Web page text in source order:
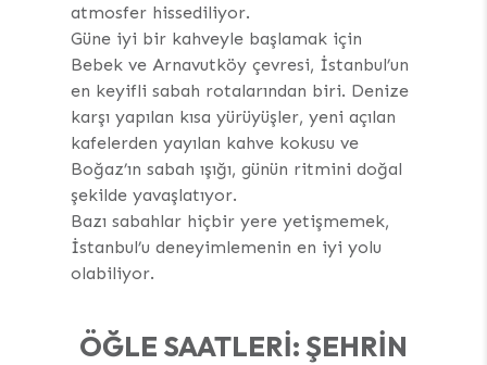
atmosfer hissediliyor.
Güne iyi bir kahveyle başlamak için
Bebek ve Arnavutköy çevresi, İstanbul’un
en keyifli sabah rotalarından biri. Denize
karşı yapılan kısa yürüyüşler, yeni açılan
kafelerden yayılan kahve kokusu ve
Boğaz’ın sabah ışığı, günün ritmini doğal
şekilde yavaşlatıyor.
Bazı sabahlar hiçbir yere yetişmemek,
İstanbul’u deneyimlemenin en iyi yolu
olabiliyor.
ÖĞLE SAATLERI: ŞEHRIN